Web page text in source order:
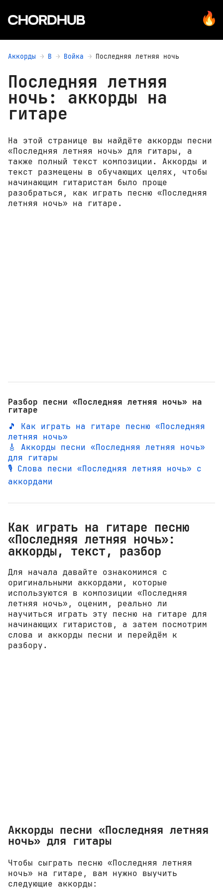
Аккорды В Войка Последняя летняя ночь
Последняя летняя
ночь: аккорды на
гитаре
На этой странице вы найдёте аккорды песни
«Последняя летняя ночь» для гитары, а
также полный текст композиции. Аккорды и
текст размещены в обучающих целях, чтобы
начинающим гитаристам было проще
разобраться, как играть песню «Последняя
летняя ночь» на гитаре.
Разбор песни «Последняя летняя ночь» на
гитаре
🎵 Как играть на гитаре песню «Последняя
летняя ночь»
🎸 Аккорды песни «Последняя летняя ночь»
для гитары
🎙️ Слова песни «Последняя летняя ночь» с
аккордами
Как играть на гитаре песню
«Последняя летняя ночь»:
аккорды, текст, разбор
Для начала давайте ознакомимся с
оригинальными аккордами, которые
используются в композиции «Последняя
летняя ночь», оценим, реально ли
научиться играть эту песню на гитаре для
начинающих гитаристов, а затем посмотрим
слова и аккорды песни и перейдём к
разбору.
Аккорды песни «Последняя летняя
ночь» для гитары
Чтобы сыграть песню «Последняя летняя
ночь» на гитаре, вам нужно выучить
следующие аккорды: